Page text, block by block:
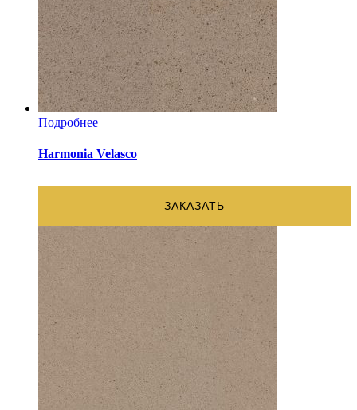
Подробнее
Harmonia Velasco
ЗАКАЗАТЬ